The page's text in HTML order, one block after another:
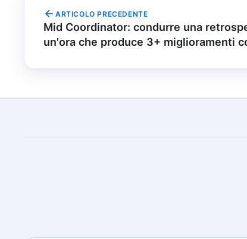
ARTICOLO PRECEDENTE
Mid Coordinator: condurre una
un'ora che produce 3+ miglioramenti